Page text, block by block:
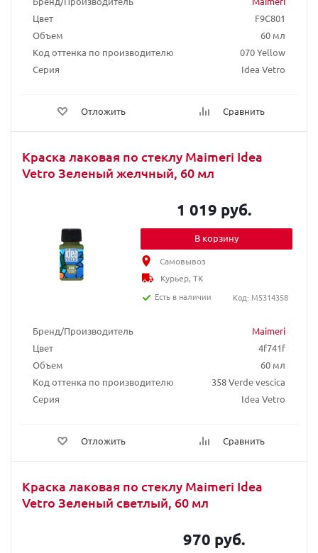
Цвет
F9C801
Объем
60 мл
Код оттенка по производителю
070 Yellow
Серия
Idea Vetro
Отложить Сравнить
Краска лаковая по стеклу Maimeri Idea
Vetro Зеленый желчный, 60 мл
Бренд/Производитель
Maimeri
Цвет
4f741f
Объем
60 мл
Код оттенка по производителю
358 Verde vescica
Серия
Idea Vetro
Отложить Сравнить
1 019 руб.
В корзину
Самовывоз
Курьер, ТК
Есть в наличии
Код: M5314358
Краска лаковая по стеклу Maimeri Idea
Vetro Зеленый светлый, 60 мл
970 руб.